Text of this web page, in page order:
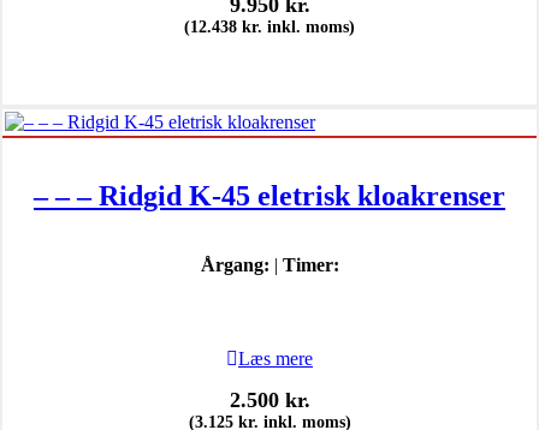
(12.438 kr. inkl. moms)
– – – Ridgid K-45 eletrisk kloakrenser
Årgang: | Timer:
Læs mere
2.500 kr.
(3.125 kr. inkl. moms)